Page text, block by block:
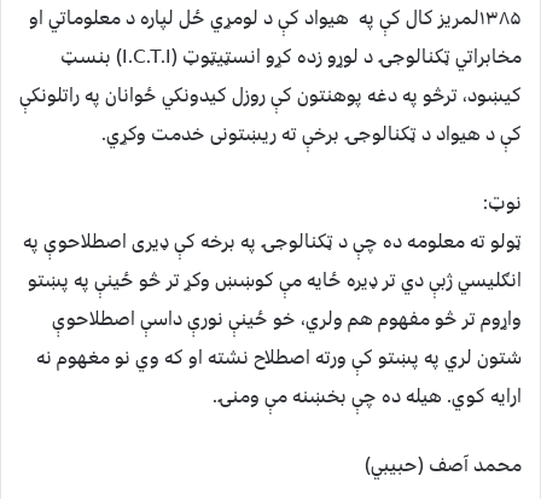
۱۳۸۵لمریز کال کې په هیواد کې د لومړي ځل لپاره د معلوماتي او
مخابراتي ټکنالوجۍ د لوړو زده کړو انسټیټوټ (I.C.T.I) بنسټ
کیښود، ترڅو په دغه پوهنتون کې روزل کیدونکي ځوانان په راتلونکې
کې د هیواد د ټکنالوجۍ برخې ته ریښتونی خدمت وکړي.
نوټ:
ټولو ته معلومه ده چې د ټکنالوجۍ په برخه کې ډیری اصطلاحوې په
انګلیسي ژبې دي تر ډيره ځایه مې کوښښ وکړ تر څو ځینې په پښتو
واړوم تر څو مفهوم هم ولري، خو ځینې نورې داسې اصطلاحوې
شتون لري په پښتو کې ورته اصطلاح نشته او که وي نو مغهوم نه
ارایه کوي. هیله ده چې بخښنه مې ومنۍ.
محمد آصف (حبیبي)